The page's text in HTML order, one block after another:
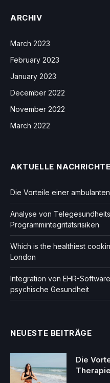
ARCHIV
March 2023
February 2023
January 2023
December 2022
November 2022
March 2022
AKTUELLE
Die Vorteile einer
Analyse von
Programmintegritätsrisiken
Which is the healthiest
London
Integration von EHR-
psychische Gesundheit
NEUESTE BEITRÄGE
Die